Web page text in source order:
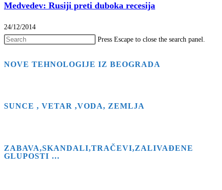
Medvedev: Rusiji preti duboka recesija
24/12/2014
Press Escape to close the search panel.
NOVE TEHNOLOGIJE IZ BEOGRADA
SUNCE , VETAR ,VODA, ZEMLJA
ZABAVA,SKANDALI,TRAČEVI,ZALIVAĐENE
GLUPOSTI …